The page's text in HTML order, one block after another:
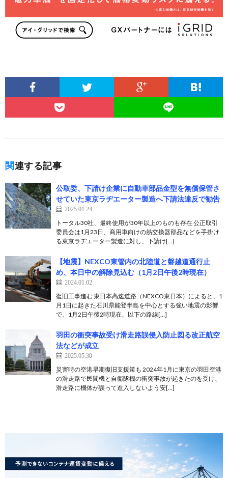
関連する記事
公取委、下請け企業に自動車部品金型を無償保管さ
せていた東京ラヂエーター製造へ下請法違反で勧告
2025.01.24
トータル30社、最終使用が30年以上のものも存在 公正取引
委員会は1月23日、商用車向けの熱交換器部品などを手掛け
る東京ラヂエーター製造に対し、下請け[…]
【地震】NEXCO東管内の北陸道と磐越道通行止
め、本日中の解除見込む（1月2日午後2時現在）
2024.01.02
復旧工事進む 東日本高速道路（NEXCO東日本）によると、1
月1日に起きた石川県能登半島を中心とする強い地震の影響
で、1月2日午後2時現在、以下の路線[…]
羽田の衝突事故受け滑走路誤侵入防止図る改正航空
法などが成立
2025.05.30
災害時の空港早期復旧支援策も 2024年1月に東京の羽田空港
の滑走路で民間機と自衛隊機の衝突事故が起きたのを受け、
滑走路に機体が誤って進入しないよう安[…]